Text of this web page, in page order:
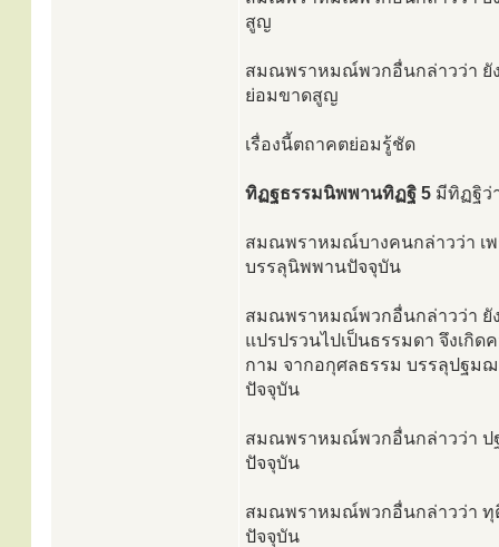
สูญ
สมณพราหมณ์พวกอื่นกล่าวว่า ยั
ย่อมขาดสูญ
เรื่องนี้ตถาคตย่อมรู้ชัด
ทิฏฐธรรมนิพพานทิฏฐิ 5 มีทิฏฐิว่
สมณพราหมณ์บางคนกล่าวว่า เพ
บรรลุนิพพานปัจจุบัน
สมณพราหมณ์พวกอื่นกล่าวว่า ยัง
แปรปรวนไปเป็นธรรมดา จึงเกิ
กาม จากอกุศลธรรม บรรลุปฐม
ปัจจุบัน
สมณพราหมณ์พวกอื่นกล่าวว่า ป
ปัจจุบัน
สมณพราหมณ์พวกอื่นกล่าวว่า ทุ
ปัจจุบัน